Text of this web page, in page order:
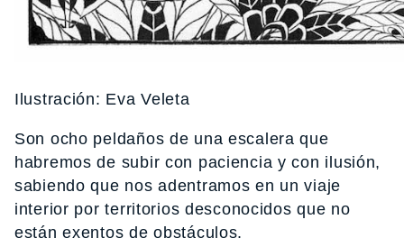
Ilustración: Eva Veleta
Son ocho peldaños de una escalera que
habremos de subir con paciencia y con ilusión,
sabiendo que nos adentramos en un viaje
interior por territorios desconocidos que no
están exentos de obstáculos.